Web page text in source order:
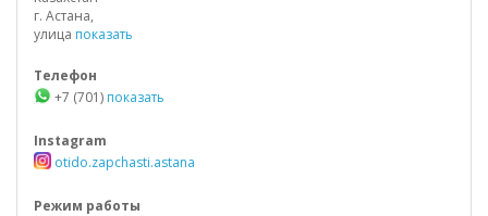
г. Астана,
улица показать
Телефон
+7 (701) показать
Instagram
otido.zapchasti.astana
Режим работы